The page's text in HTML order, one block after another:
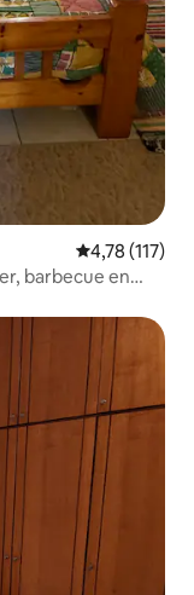
Gemiddelde
4,78 (117)
barbecue en